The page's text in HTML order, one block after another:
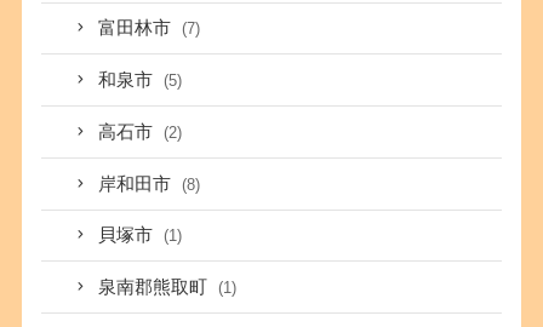
富田林市 (7)
和泉市 (5)
高石市 (2)
岸和田市 (8)
貝塚市 (1)
泉南郡熊取町 (1)